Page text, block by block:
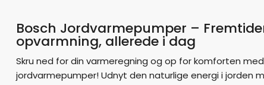
Bosch Jordvarmepumper –
opvarmning, allerede i dag
Skru ned for din varmeregning og op for komforten
jordvarmepumper! Udnyt den naturlige energi i jorden